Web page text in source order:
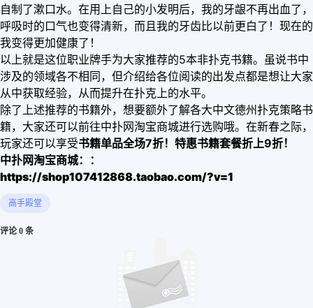
自制了漱口水。在用上自己的小发明后，我的牙龈不再出血了，
呼吸时的口气也变得清新，而且我的牙齿比以前更白了！现在的
我变得更加健康了！
以上就是这位职业牌手为大家推荐的5本非扑克书籍。虽说书中
涉及的领域各不相同，但介绍给各位阅读的出发点都是想让大家
从中获取经验，从而提升在扑克上的水平。
除了上述推荐的书籍外，想要额外了解各大中文德州扑克策略书
籍，大家还可以前往中扑网淘宝商城进行选购哦。在新春之际，
玩家还可以享受书籍单品全场7折！特惠书籍套餐折上9折！
中扑网淘宝商城： ：
https://shop107412868.taobao.com/?v=1
高手殿堂
评论 0 条